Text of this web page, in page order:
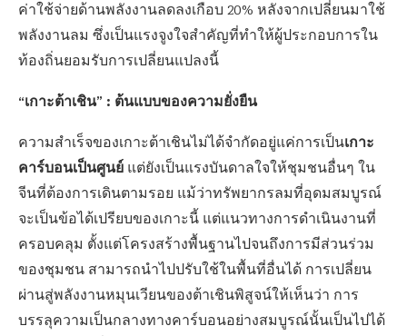
ค่าใช้จ่ายด้านพลังงานลดลงเกือบ 20% หลังจากเปลี่ยนมาใช้
พลังงานลม ซึ่งเป็นแรงจูงใจสำคัญที่ทำให้ผู้ประกอบการใน
ท้องถิ่นยอมรับการเปลี่ยนแปลงนี้
“เกาะต้าเชิน” : ต้นแบบของความยั่งยืน
ความสำเร็จของเกาะต้าเชินไม่ได้จำกัดอยู่แค่การเป็นเกาะ
คาร์บอนเป็นศูนย์ แต่ยังเป็นแรงบันดาลใจให้ชุมชนอื่นๆ ใน
จีนที่ต้องการเดินตามรอย แม้ว่าทรัพยากรลมที่อุดมสมบูรณ์
จะเป็นข้อได้เปรียบของเกาะนี้ แต่แนวทางการดำเนินงานที่
ครอบคลุม ตั้งแต่โครงสร้างพื้นฐานไปจนถึงการมีส่วนร่วม
ของชุมชน สามารถนำไปปรับใช้ในพื้นที่อื่นได้ การเปลี่ยน
ผ่านสู่พลังงานหมุนเวียนของต้าเชินพิสูจน์ให้เห็นว่า การ
บรรลุความเป็นกลางทางคาร์บอนอย่างสมบูรณ์นั้นเป็นไปได้